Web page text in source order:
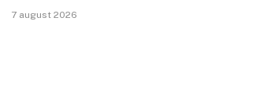
7 august 2026